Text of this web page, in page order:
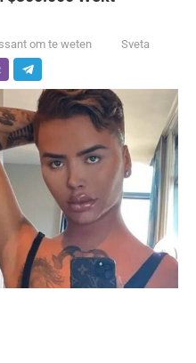
om te weten Sveta